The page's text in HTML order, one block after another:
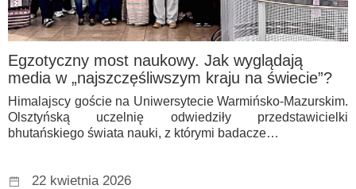
Egzotyczny most naukowy. Jak wyglądają
media w „najszczęśliwszym kraju na świecie”?
Himalajscy goście na Uniwersytecie Warmińsko-Mazurskim.
Olsztyńską uczelnię odwiedziły przedstawicielki
bhutańskiego świata nauki, z którymi badacze…
22 kwietnia 2026